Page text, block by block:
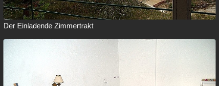
Der Einladende Zimmertrakt